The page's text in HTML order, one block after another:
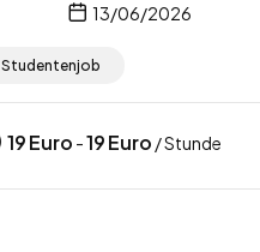
13/06/2026
Studentenjob
19Euro -19Euro / Stunde